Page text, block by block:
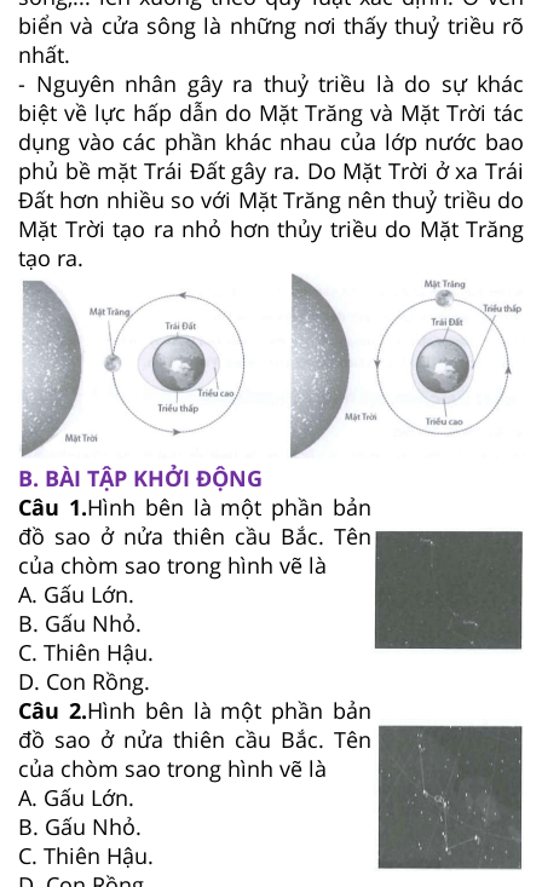
biển và cửa sông là những nơi thấy thuỷ triều rõ
nhất.
- Nguyên nhân gây ra thuỷ triều là do sự khác
biệt về lực hấp dẫn do Mặt Trăng và Mặt Trời tác
dụng vào các phần khác nhau của lớp nước bao
phủ bề mặt Trái Đất gây ra. Do Mặt Trời ở xa Trái
Đất hơn nhiều so với Mặt Trăng nên thuỷ triều do
Mặt Trời tạo ra nhỏ hơn thủy triều do Mặt Trăng
tạo ra.
B. BÀI TẬP KHỞI ĐỘNG
Câu 1.Hình bên là một phần bản
đồ sao ở nửa thiên cầu Bắc. Tên
của chòm sao trong hình vẽ là
A. Gấu Lớn.
B. Gấu Nhỏ.
C. Thiên Hậu.
D. Con Rồng.
Câu 2.Hình bên là một phần bản
đồ sao ở nửa thiên cầu Bắc. Tên
của chòm sao trong hình vẽ là
A. Gấu Lớn.
B. Gấu Nhỏ.
C. Thiên Hậu.